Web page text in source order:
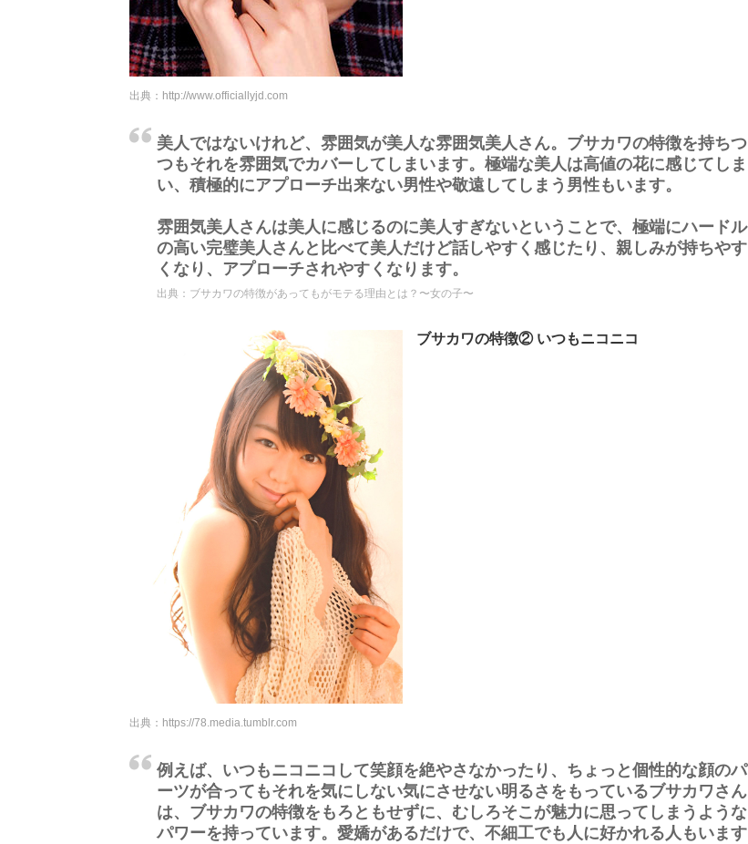
出典： http://www.officiallyjd.com
美人ではないけれど、雰囲気が美人な雰囲気美人さん。ブサカワの特徴を持ちつ
つもそれを雰囲気でカバーしてしまいます。極端な美人は高値の花に感じてしま
い、積極的にアプローチ出来ない男性や敬遠してしまう男性もいます。
雰囲気美人さんは美人に感じるのに美人すぎないということで、極端にハードル
の高い完璧美人さんと比べて美人だけど話しやすく感じたり、親しみが持ちやす
くなり、アプローチされやすくなります。
出典： ブサカワの特徴があってもがモテる理由とは？〜女の子〜
ブサカワの特徴② いつもニコニコ
出典： https://78.media.tumblr.com
例えば、いつもニコニコして笑顔を絶やさなかったり、ちょっと個性的な顔のパ
ーツが合ってもそれを気にしない気にさせない明るさをもっているブサカワさん
は、ブサカワの特徴をもろともせずに、むしろそこが魅力に思ってしまうような
パワーを持っています。愛嬌があるだけで、不細工でも人に好かれる人もいます